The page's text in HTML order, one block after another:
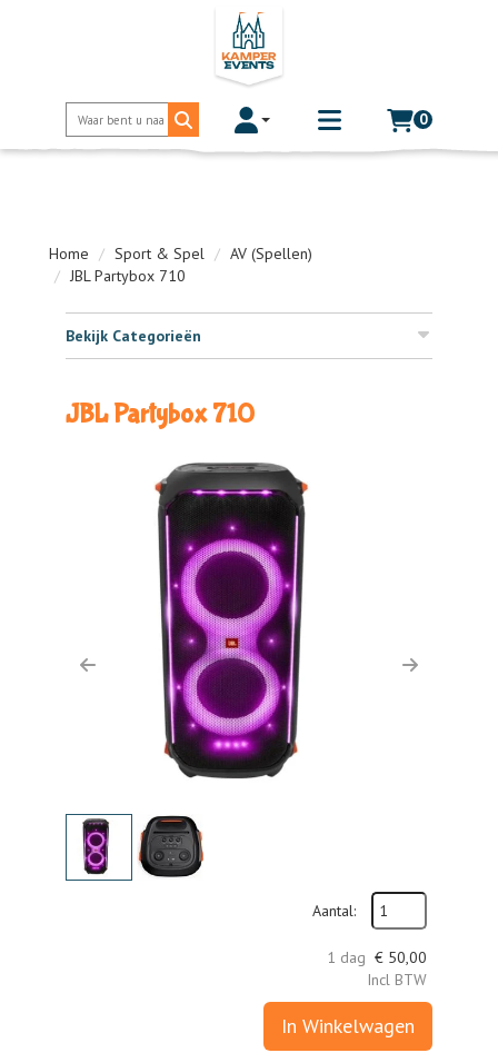
Toggle account dropdown
Toggle
mobile
0
Home Sport & Spel
AV (Spellen)
JBL Partybox 710
Bekijk Categorieën
JBL Partybox 710
Previous Next
Aantal:
1 dag € 50,00
Incl BTW
In Winkelwagen